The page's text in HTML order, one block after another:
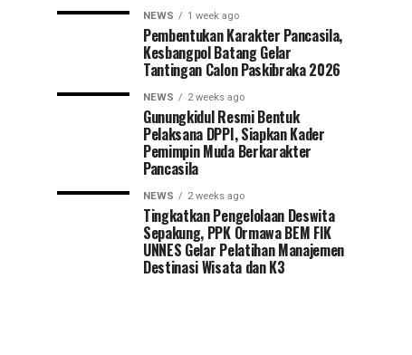
NEWS 1 week ago
Pembentukan Karakter Pancasila,
Kesbangpol Batang Gelar
Tantingan Calon Paskibraka 2026
NEWS 2 weeks ago
Gunungkidul Resmi Bentuk
Pelaksana DPPI, Siapkan Kader
Pemimpin Muda Berkarakter
Pancasila
NEWS 2 weeks ago
Tingkatkan Pengelolaan Deswita
Sepakung, PPK Ormawa BEM FIK
UNNES Gelar Pelatihan Manajemen
Destinasi Wisata dan K3